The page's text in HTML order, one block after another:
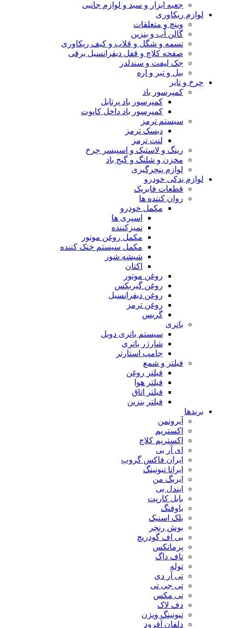
جعبه ابزار و سبد و لوازم جانبی
لوازم ریکاوری
وینچ و متعلقات
گالن آب و بنزین
تسمه و شگل و قلاب و کیف ریکاوری
صفحه کلاچ و قفل دیفرانسیل برقی
جک لیفت و سندلدر
بیل و تبر و اره
چرخ و تایر
کمپرسور باد
کمپرسور باد پرتابل
کمپرسور باد داخل کاپوت
سیستم ترمز
دیسک ترمز
لنت ترمز
رینگ و لاستیک و اسپیسر چرخ
مخزن و شلنگ و گیج باد
لوازم پنچرگیری
لوازم یدکی خودرو
قطعات فابریک
روان کننده ها
مکمل خودرو
اسپری ها
تمیزکننده
مکمل روغن موتور
مکمل سیستم خنک کننده
شیشه شور
اکتان
روغن موتور
روغن گیربکس
روغن دیفرانسیل
روغن ترمز
گریس
باتری
سیستم باتری دوبل
شارژر باتری
جامپ استارتر
فیلتر و شمع
فیلتر روغن
فیلتر هوا
فیلتر اتاق
فیلتر بنزین
برندها
آیرونمن
اکستریم
اکستریم کلاچ
ای آر بی
ایران فاکس گروپ
ایرانا تیونینگ
ایربگ من
ایندل بی
بابل کارپت
باوفنگ
بلک اسنیک
بوش رنجر
بی اف گودریچ
پرماتکس
تاف داگ
توله
تی آر دی
تی جی تی
تی مکس
دف لاک
تیونینگ ویژن
دلفان آفرود